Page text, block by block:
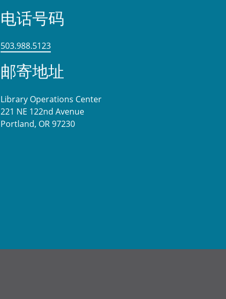
电话号码
503.988.5123
邮寄地址
Library Operations Center
221 NE 122nd Avenue
Portland, OR 97230